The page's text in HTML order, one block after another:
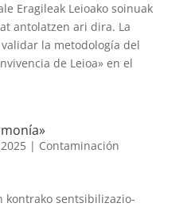
Eragileak Leioako soinuak
antolatzen ari dira. La
la metodología del
de Leioa» en el
| Contaminación
kontrako sentsibilizazio-